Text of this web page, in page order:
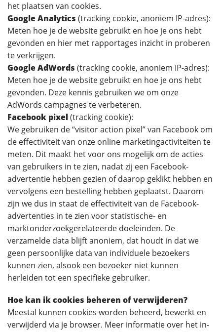
het plaatsen van cookies.
Google Analytics (tracking cookie, anoniem IP-adres):
Meten hoe je de website gebruikt en hoe je ons hebt
gevonden en hier met rapportages inzicht in proberen
te verkrijgen.
Google AdWords (tracking cookie, anoniem IP-adres):
Meten hoe je de website gebruikt en hoe je ons hebt
gevonden. Deze kennis gebruiken we om onze
AdWords campagnes te verbeteren.
Facebook pixel(tracking cookie):
We gebruiken de “visitor action pixel” van Facebook om
de effectiviteit van onze online marketingactiviteiten te
meten. Dit maakt het voor ons mogelijk om de acties
van gebruikers in te zien, nadat zij een Facebook-
advertentie hebben gezien of daarop geklikt hebben en
vervolgens een bestelling hebben geplaatst. Daarom
zijn we dus in staat de effectiviteit van de Facebook-
advertenties in te zien voor statistische- en
marktonderzoekgerelateerde doeleinden. De
verzamelde data blijft anoniem, dat houdt in dat we
geen persoonlijke data van individuele bezoekers
kunnen zien, alsook een bezoeker niet kunnen
herleiden tot een specifieke gebruiker.
Hoe kan ik cookies beheren of verwijderen?
Meestal kunnen cookies worden beheerd, bewerkt en
verwijderd via je browser. Meer informatie over het in-